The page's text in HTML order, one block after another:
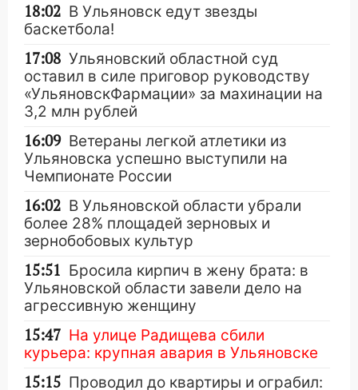
18:02 В Ульяновск едут звезды
баскетбола!
17:08 Ульяновский областной суд
оставил в силе приговор руководству
«УльяновскФармации» за махинации на
3,2 млн рублей
16:09 Ветераны легкой атлетики из
Ульяновска успешно выступили на
Чемпионате России
16:02 В Ульяновской области убрали
более 28% площадей зерновых и
зернобобовых культур
15:51 Бросила кирпич в жену брата: в
Ульяновской области завели дело на
агрессивную женщину
15:47 На улице Радищева сбили
курьера: крупная авария в Ульяновске
15:15 Проводил до квартиры и ограбил: